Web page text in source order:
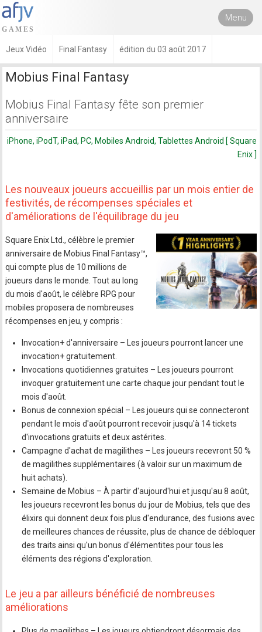
Menu
Jeux Vidéo Final Fantasy édition du 03 août 2017
Mobius Final Fantasy
Mobius Final Fantasy fête son premier
anniversaire
iPhone, iPodT, iPad, PC, Mobiles Android, Tablettes Android [ Square
Enix ]
Les nouveaux joueurs accueillis par un mois entier de
festivités, de récompenses spéciales et
d'améliorations de l'équilibrage du jeu
Square Enix Ltd., célèbre le premier
anniversaire de Mobius Final Fantasy™,
qui compte plus de 10 millions de
joueurs dans le monde. Tout au long
du mois d'août, le célèbre RPG pour
mobiles proposera de nombreuses
récompenses en jeu, y compris :
Invocation+ d'anniversaire – Les joueurs pourront lancer une
invocation+ gratuitement.
Invocations quotidiennes gratuites – Les joueurs pourront
invoquer gratuitement une carte chaque jour pendant tout le
mois d'août.
Bonus de connexion spécial – Les joueurs qui se connecteront
pendant le mois d'août pourront recevoir jusqu'à 14 tickets
d'invocations gratuits et deux astérites.
Campagne d'achat de magilithes – Les joueurs recevront 50 %
de magilithes supplémentaires (à valoir sur un maximum de
huit achats).
Semaine de Mobius – À partir d'aujourd'hui et jusqu'au 8 août,
les joueurs recevront les bonus du jour de Mobius, tels que des
élixirs qui donnent deux fois plus d'endurance, des fusions avec
de meilleures chances de réussite, plus de chance de débloquer
des traits ainsi qu'un bonus d'élémentites pour tous les
éléments des régions d'exploration.
Le jeu a par ailleurs bénéficié de nombreuses
améliorations